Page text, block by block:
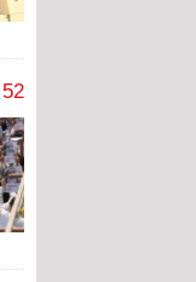
52 من معتصمي الدراز حُكم عليهم بالسجن 10 سنوات